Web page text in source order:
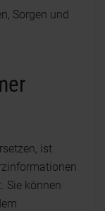
Sorgen und
ist
Sie können